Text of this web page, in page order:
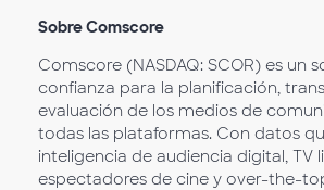
Sobre Comscore
Comscore (NASDAQ: SCOR) es un
confianza para la planificación,
evaluación de los medios de
todas las plataformas. Con datos
inteligencia de audiencia digital, TV
espectadores de cine y over-the-